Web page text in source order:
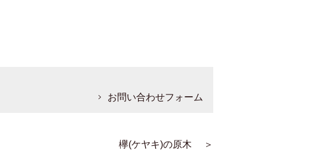
お問い合わせフォーム
欅(ケヤキ)の原木 ＞